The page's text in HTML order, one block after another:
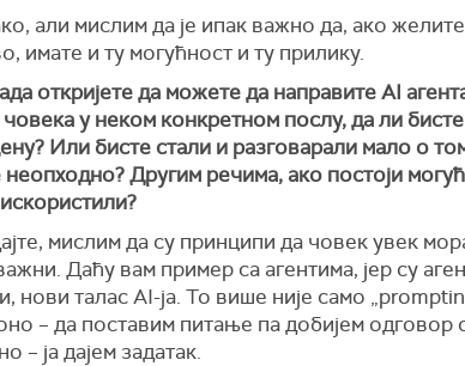
али мислим да је ипак важно да, ако
имате и ту могућност и ту прилику.
откријете да можете да направите AI
у неком конкретном послу, да ли
Или бисте стали и разговарали мало о
Другим речима, ако постоји
мислим да су принципи да човек увек
Даћу вам пример са агентима, јер су
нови талас AI-ја. То више није само
– да поставим питање па добијем одговор
– ја дајем задатак.